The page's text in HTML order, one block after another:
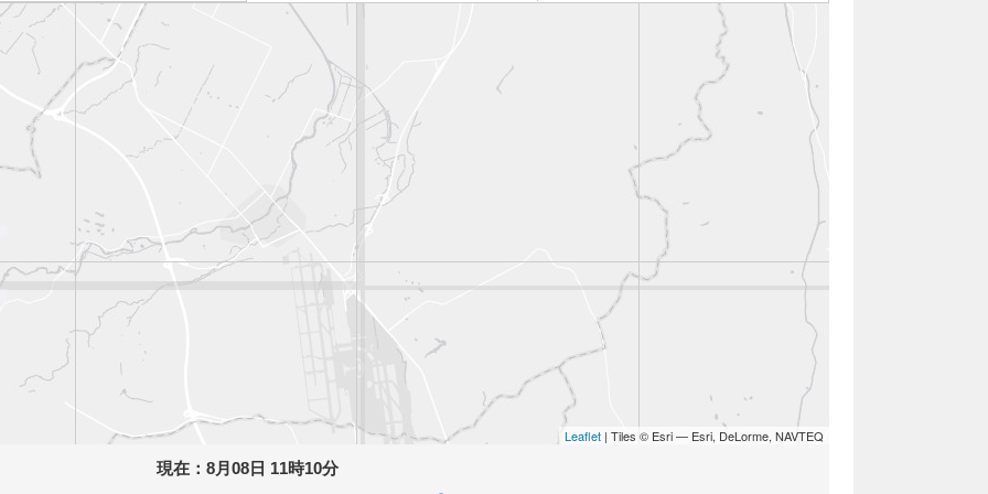
Leaflet | Tiles © Esri — Esri, DeLorme, NAVTEQ
現在： 8月08日 11時10分